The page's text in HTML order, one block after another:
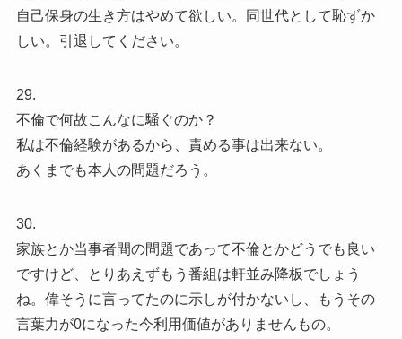
自己保身の生き方はやめて欲しい。同世代として恥ずか
しい。引退してください。
29.
不倫で何故こんなに騒ぐのか？
私は不倫経験があるから、責める事は出来ない。
あくまでも本人の問題だろう。
30.
家族とか当事者間の問題であって不倫とかどうでも良い
ですけど、とりあえずもう番組は軒並み降板でしょう
ね。偉そうに言ってたのに示しが付かないし、もうその
言葉力が0になった今利用価値がありませんもの。